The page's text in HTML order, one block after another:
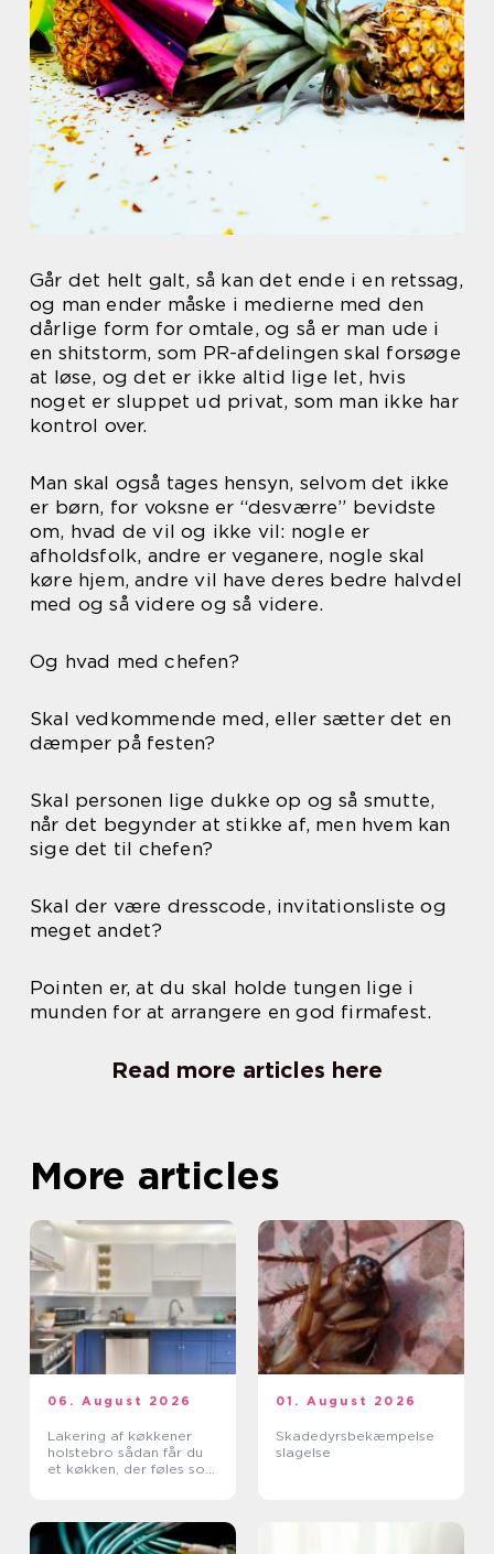
Går det helt galt, så kan det ende i en retssag,
og man ender måske i medierne med den
dårlige form for omtale, og så er man ude i
en shitstorm, som PR-afdelingen skal forsøge
at løse, og det er ikke altid lige let, hvis
noget er sluppet ud privat, som man ikke har
kontrol over.
Man skal også tages hensyn, selvom det ikke
er børn, for voksne er “desværre” bevidste
om, hvad de vil og ikke vil: nogle er
afholdsfolk, andre er veganere, nogle skal
køre hjem, andre vil have deres bedre halvdel
med og så videre og så videre.
Og hvad med chefen?
Skal vedkommende med, eller sætter det en
dæmper på festen?
Skal personen lige dukke op og så smutte,
når det begynder at stikke af, men hvem kan
sige det til chefen?
Skal der være dresscode, invitationsliste og
meget andet?
Pointen er, at du skal holde tungen lige i
munden for at arrangere en god firmafest.
Read more articles here
More articles
06. August 2026
Lakering af køkkener
holstebro sådan får du
et køkken, der føles som
01. August 2026
Skadedyrsbekæmpelse
slagelse